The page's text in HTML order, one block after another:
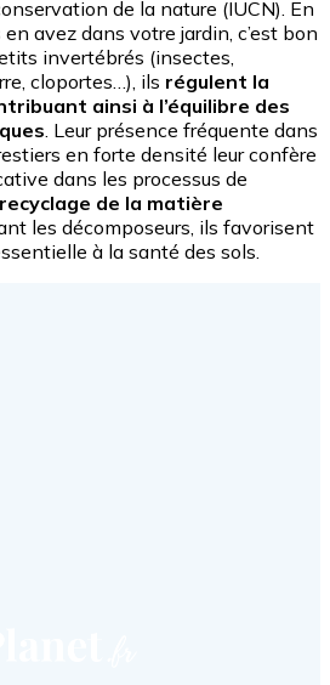
de la nature (IUCN). En
en avez dans votre jardin, c’est bon
invertébrés (insectes,
cloportes…), ils régulent la
ainsi à l’équilibre des
. Leur présence fréquente dans
en forte densité leur confère
dans les processus de
de la matière
les décomposeurs, ils favorisent
à la santé des sols.